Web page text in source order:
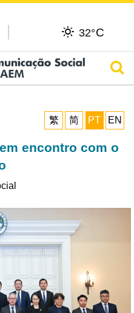
32°C
繁
简 PT EN
encontro com o